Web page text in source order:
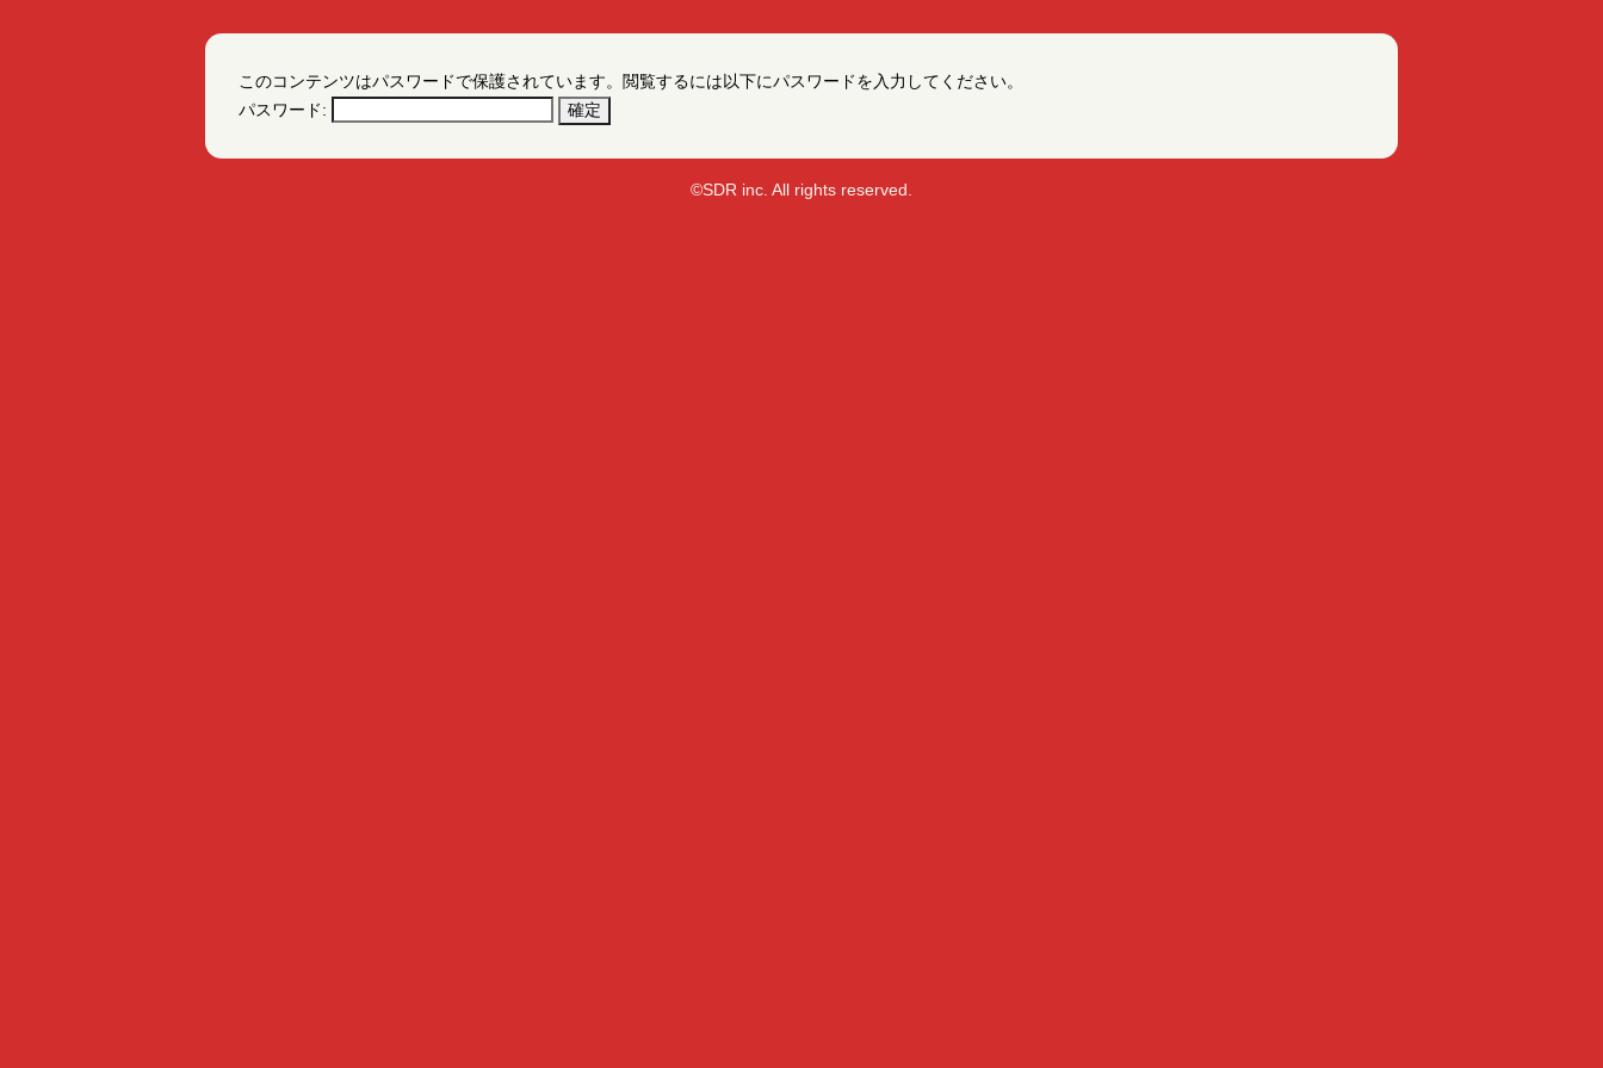
このコンテンツはパスワードで保護されています。閲覧するには以下にパスワードを入力してください。
パスワード:
©SDR inc. All rights reserved.